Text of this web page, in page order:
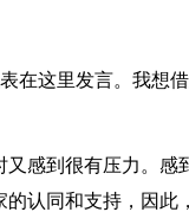
在这里发言。我想
感到很有压力。感
认同和支持，因此